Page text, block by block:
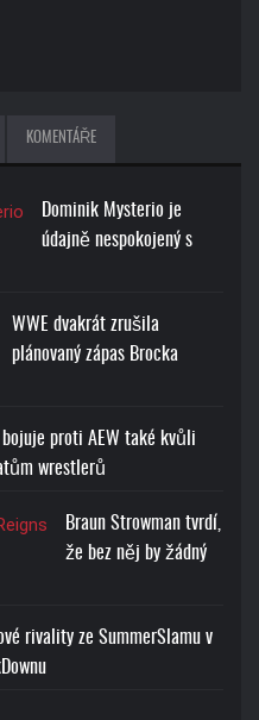
KOMENTÁŘE
Dominik Mysterio je
údajně nespokojený s
WWE dvakrát zrušila
plánovaný zápas Brocka
bojuje proti AEW také kvůli
wrestlerů
Braun Strowman tvrdí,
že bez něj by žádný
rivality ze SummerSlamu v